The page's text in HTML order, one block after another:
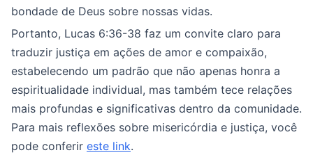
bondade de Deus sobre nossas vidas.
Portanto, Lucas 6:36-38 faz um convite claro para
traduzir justiça em ações de amor e compaixão,
estabelecendo um padrão que não apenas honra a
espiritualidade individual, mas também tece relações
mais profundas e significativas dentro da comunidade.
Para mais reflexões sobre misericórdia e justiça, você
pode conferir este link.